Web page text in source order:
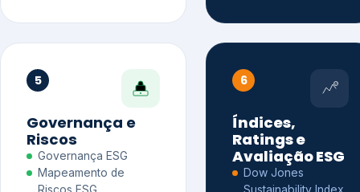
5
Governança e
Riscos
Governança ESG
Mapeamento de
6
Índices,
Ratings e
Avaliação ESG
Dow Jones